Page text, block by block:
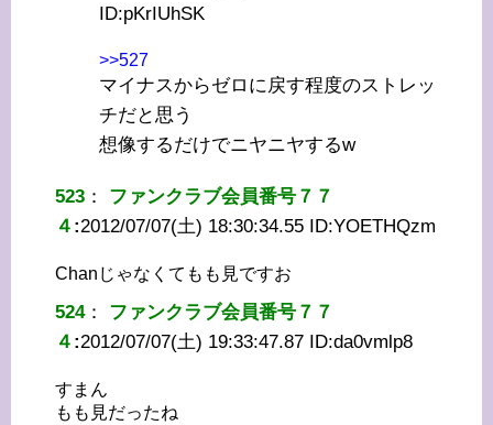
ID:pKrIUhSK
>>527
マイナスからゼロに戻す程度のストレッ
チだと思う
想像するだけでニヤニヤするw
523 ： ファンクラブ会員番号７７
４ :2012/07/07(土) 18:30:34.55 ID:YOETHQzm
Chanじゃなくてもも見ですお
524： ファンクラブ会員番号７７
４ :2012/07/07(土) 19:33:47.87 ID:da0vmlp8
すまん
もも見だったね